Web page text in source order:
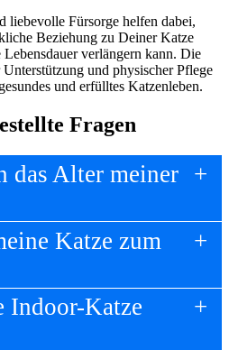
liebevolle Fürsorge helfen dabei,
Beziehung zu Deiner Katze
verlängern kann. Die
und physischer Pflege
und erfülltes Katzenleben.
Fragen
das Alter meiner
Katze zum
Indoor-Katze